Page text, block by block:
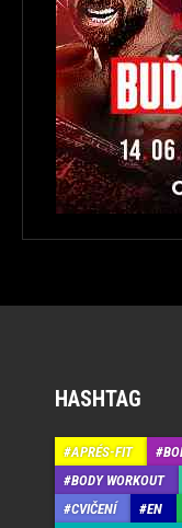
HASHTAG
APRÉS-FIT
BODY WORKOUT
CVIČENÍ
EN